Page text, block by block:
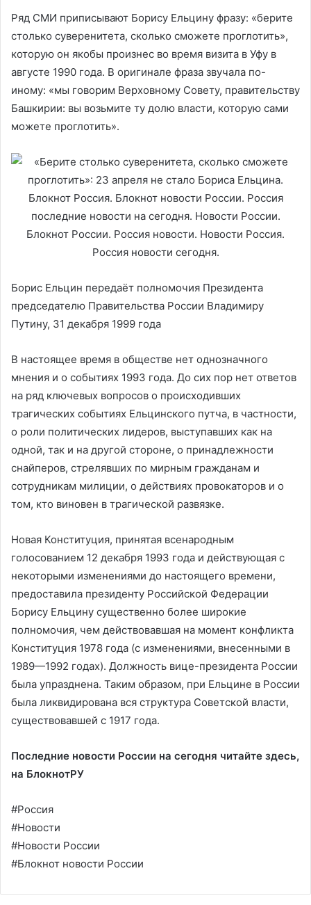
Ряд СМИ приписывают Борису Ельцину фразу: «берите
столько суверенитета, сколько сможете проглотить»,
которую он якобы произнес во время визита в Уфу в
августе 1990 года. В оригинале фраза звучала по-
иному: «мы говорим Верховному Совету, правительству
Башкирии: вы возьмите ту долю власти, которую сами
можете проглотить».
Борис Ельцин передаёт полномочия Президента
председателю Правительства России Владимиру
Путину, 31 декабря 1999 года
В настоящее время в обществе нет однозначного
мнения и о событиях 1993 года. До сих пор нет ответов
на ряд ключевых вопросов о происходивших
трагических событиях Ельцинского путча, в частности,
о роли политических лидеров, выступавших как на
одной, так и на другой стороне, о принадлежности
снайперов, стрелявших по мирным гражданам и
сотрудникам милиции, о действиях провокаторов и о
том, кто виновен в трагической развязке.
Новая Конституция, принятая всенародным
голосованием 12 декабря 1993 года и действующая с
некоторыми изменениями до настоящего времени,
предоставила президенту Российской Федерации
Борису Ельцину существенно более широкие
полномочия, чем действовавшая на момент конфликта
Конституция 1978 года (с изменениями, внесенными в
1989—1992 годах). Должность вице-президента России
была упразднена. Таким образом, при Ельцине в России
была ликвидирована вся структура Советской власти,
существовавшей с 1917 года.
Последние новости России на сегодня читайте здесь,
на БлокнотРУ
#Россия
#Новости
#Новости России
#Блокнот новости России